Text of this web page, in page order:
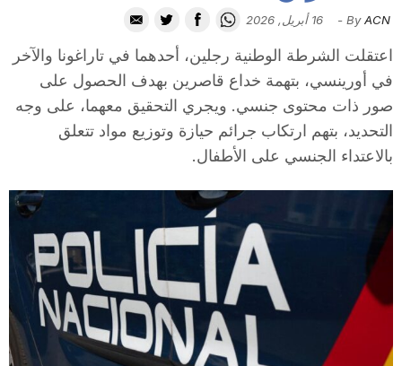
i
t
a
By ACN
- 16 أبريل, 2026
اعتقلت الشرطة الوطنية رجلين، أحدهما في تاراغونا والآخر
في أورينسي، بتهمة خداع قاصرين بهدف الحصول على
صور ذات محتوى جنسي. ويجري التحقيق معهما، على وجه
التحديد، بتهم ارتكاب جرائم حيازة وتوزيع مواد تتعلق
بالاعتداء الجنسي على الأطفال.